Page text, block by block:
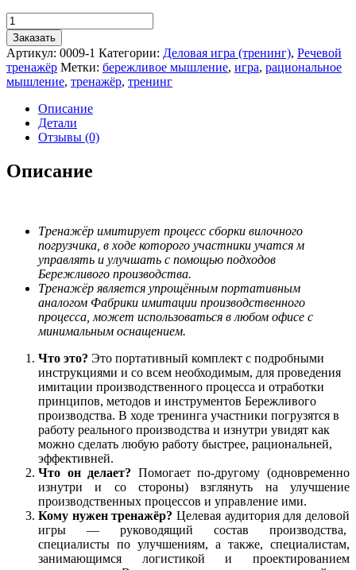
Количество
товара
Тренажёр
"Оптимизация
процесса
сборки
вилочного
погрузчика"
Заказать
Артикул: 0009-1 Категории: Деловая игра (тренинг), Речевой
тренажёр Метки: бережливое мышление, игра, рациональное
мышление, тренажёр, тренинг
Описание
Детали
Отзывы (0)
Описание
Тренажёр имитирует процесс сборки вилочного
погрузчика, в ходе которого участники учатся м
управлять и улучшать с помощью подходов
Бережливого производства.
Тренажёр является упрощённым портативным
аналогом Фабрики имитации производственного
процесса, может использоваться в любом офисе с
минимальным оснащением.
Что это? Это портативный комплект с подробными
инструкциями и со всем необходимым, для проведения
имитации производственного процесса и отработки
принципов, методов и инструментов Бережливого
производства. В ходе тренинга участники погрузятся в
работу реального производства и изнутри увидят как
можно сделать любую работу быстрее, рациональней,
эффективней.
Что он делает? Помогает по-другому (одновременно
изнутри и со стороны) взглянуть на улучшение
производственных процессов и управление ими.
Кому нужен тренажёр? Целевая аудитория для деловой
игры — руководящий состав производства,
специалисты по улучшениям, а также, специалистам,
занимающимся логистикой и проектированием